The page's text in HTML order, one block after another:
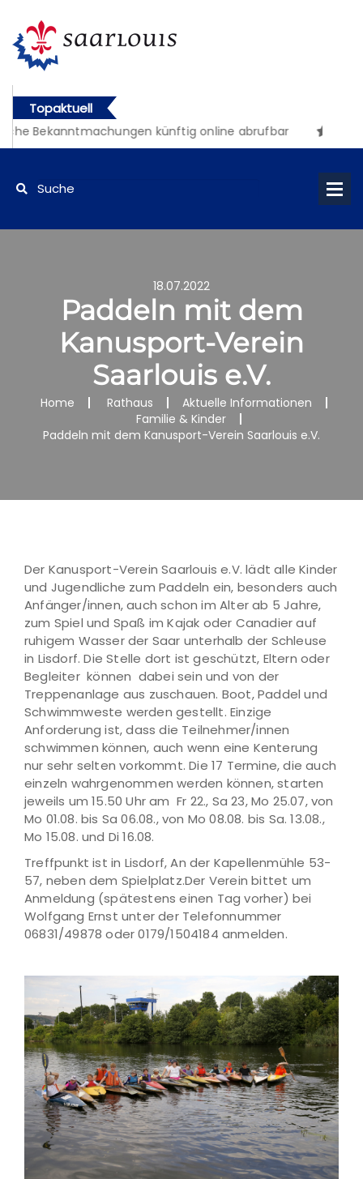
Topaktuell
Bekanntmachungen künftig online abrufbar
18.07.2022
Paddeln mit dem
Kanusport-Verein
Saarlouis e.V.
Home Rathaus
Aktuelle Informationen
Familie & Kinder
Paddeln mit dem Kanusport-Verein Saarlouis e.V.
Der Kanusport-Verein Saarlouis e.V. lädt alle Kinder
und Jugendliche zum Paddeln ein, besonders auch
Anfänger/innen, auch schon im Alter ab 5 Jahre,
zum Spiel und Spaß im Kajak oder Canadier auf
ruhigem Wasser der Saar unterhalb der Schleuse
in Lisdorf. Die Stelle dort ist geschützt, Eltern oder
Begleiter können dabei sein und von der
Treppenanlage aus zuschauen. Boot, Paddel und
Schwimmweste werden gestellt. Einzige
Anforderung ist, dass die Teilnehmer/innen
schwimmen können, auch wenn eine Kenterung
nur sehr selten vorkommt. Die 17 Termine, die auch
einzeln wahrgenommen werden können, starten
jeweils um 15.50 Uhr am Fr 22., Sa 23, Mo 25.07, von
Mo 01.08. bis Sa 06.08., von Mo 08.08. bis Sa. 13.08.,
Mo 15.08. und Di 16.08.
Treffpunkt ist in Lisdorf, An der Kapellenmühle 53-
57, neben dem Spielplatz.Der Verein bittet um
Anmeldung (spätestens einen Tag vorher) bei
Wolfgang Ernst unter der Telefonnummer
06831/49878 oder 0179/1504184 anmelden.